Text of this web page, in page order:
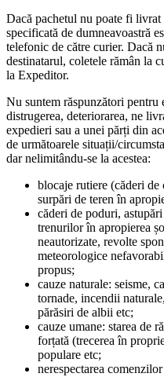
Dacă pachetul nu poate fi livrat
specificată de dumneavoastră
telefonic de către curier. Dacă
destinatarul, coletele rămân la
la Expeditor.
Nu suntem răspunzători pentru
distrugerea, deteriorarea, ne
expedieri sau a unei părți din
de următoarele situații/
dar nelimitându-se la acestea:
blocaje rutiere (căderi
surpări de teren în
căderi de poduri,
trenurilor în apropierea
neautorizate, revolte
meteorologice
propus;
cauze naturale: seisme,
tornade, incendii
părăsiri de albii etc;
cauze umane: starea de
forțată (trecerea în
populare etc;
nerespectarea